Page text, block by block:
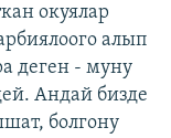
окуялар
алып
деген - муну
Андай бизде
болгону